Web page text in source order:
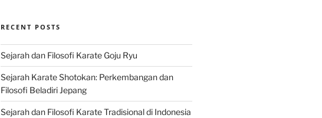
RECENT POSTS
Sejarah dan Filosofi Karate Goju Ryu
Sejarah Karate Shotokan: Perkembangan dan
Filosofi Beladiri Jepang
Sejarah dan Filosofi Karate Tradisional di Indonesia